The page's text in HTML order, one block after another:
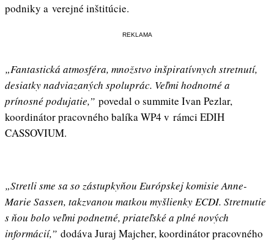
podniky a verejné inštitúcie.
REKLAMA
„Fantastická atmosféra, množstvo inšpiratívnych stretnutí,
desiatky nadviazaných spoluprác. Veľmi hodnotné a
prínosné podujatie,” povedal o summite Ivan Pezlar,
koordinátor pracovného balíka WP4 v rámci EDIH
CASSOVIUM.
„Stretli sme sa so zástupkyňou Európskej komisie Anne-
Marie Sassen, takzvanou matkou myšlienky ECDI. Stretnutie
s ňou bolo veľmi podnetné, priateľské a plné nových
informácií,” dodáva Juraj Majcher, koordinátor pracovného